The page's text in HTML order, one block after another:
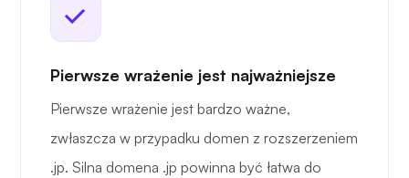
Pierwsze wrażenie jest najważniejsze
Pierwsze wrażenie jest bardzo ważne,
zwłaszcza w przypadku domen z rozszerzeniem
.jp. Silna domena .jp powinna być łatwa do